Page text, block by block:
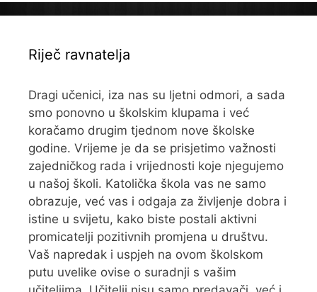
Riječ ravnatelja
Dragi učenici, iza nas su ljetni odmori, a sada
smo ponovno u školskim klupama i već
koračamo drugim tjednom nove školske
godine. Vrijeme je da se prisjetimo važnosti
zajedničkog rada i vrijednosti koje njegujemo
u našoj školi. Katolička škola vas ne samo
obrazuje, već vas i odgaja za življenje dobra i
istine u svijetu, kako biste postali aktivni
promicatelji pozitivnih promjena u društvu.
Vaš napredak i uspjeh na ovom školskom
putu uvelike ovise o suradnji s vašim